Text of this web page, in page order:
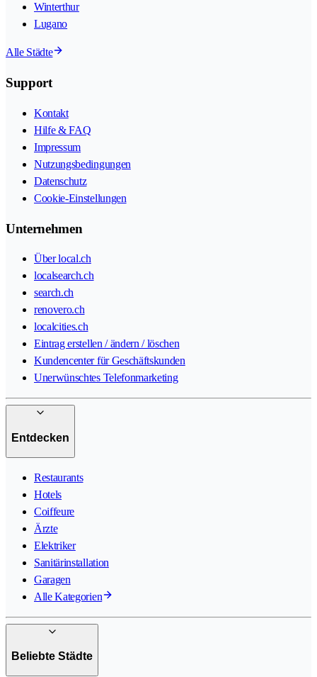
Winterthur
Lugano
Alle Städte
Support
Kontakt
Hilfe & FAQ
Impressum
Nutzungsbedingungen
Datenschutz
Cookie-Einstellungen
Unternehmen
Über local.ch
localsearch.ch
search.ch
renovero.ch
localcities.ch
Eintrag erstellen / ändern / löschen
Kundencenter für Geschäftskunden
Unerwünschtes Telefonmarketing
Entdecken
Restaurants
Hotels
Coiffeure
Ärzte
Elektriker
Sanitärinstallation
Garagen
Alle Kategorien
Beliebte Städte